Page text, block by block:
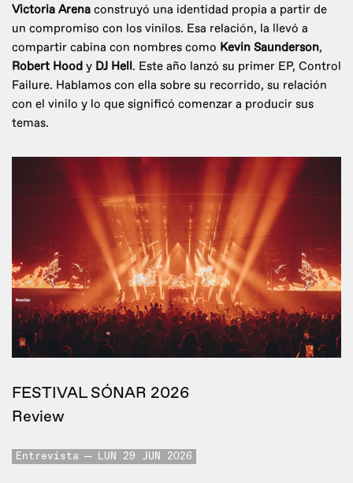
Victoria Arena construyó una identidad propia a partir de
un compromiso con los vinilos. Esa relación, la llevó a
compartir cabina con nombres como Kevin Saunderson,
Robert Hood y DJ Hell. Este año lanzó su primer EP, Control
Failure. Hablamos con ella sobre su recorrido, su relación
con el vinilo y lo que significó comenzar a producir sus
temas.
FESTIVAL SÓNAR 2026
Review
Entrevista LUN 29 JUN 2026